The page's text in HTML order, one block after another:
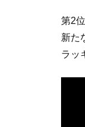
第2
新た
ラッ